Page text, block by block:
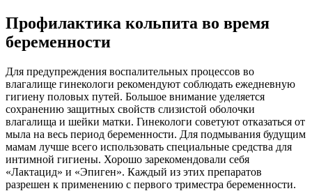
Профилактика кольпита во время
беременности
Для предупреждения воспалительных процессов во
влагалище гинекологи рекомендуют соблюдать ежедневную
гигиену половых путей. Большое внимание уделяется
сохранению защитных свойств слизистой оболочки
влагалища и шейки матки. Гинекологи советуют отказаться от
мыла на весь период беременности. Для подмывания будущим
мамам лучше всего использовать специальные средства для
интимной гигиены. Хорошо зарекомендовали себя
«Лактацид» и «Эпиген». Каждый из этих препаратов
разрешен к применению с первого триместра беременности.